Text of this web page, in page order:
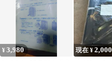
¥3,980 現在 ¥2,000